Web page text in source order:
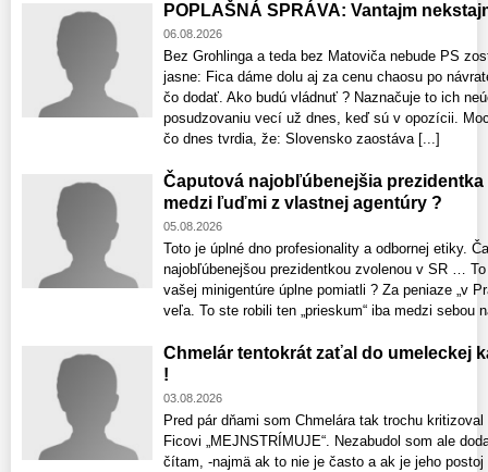
POPLAŠNÁ SPRÁVA: Vantajm
06.08.2026
Bez Grohlinga a teda bez Matoviča nebude PS
jasne: Fica dáme dolu aj za cenu chaosu po
čo dodať. Ako budú vládnuť ? Naznačuje to ich
posudzovaniu vecí už dnes, keď sú v opozícii.
čo dnes tvrdia, že: Slovensko zaostáva [...]
Čaputová najobľúbenejšia
medzi ľuďmi z vlastnej agentúry ?
05.08.2026
Toto je úplné dno profesionality a odbornej etiky.
najobľúbenejšou prezidentkou zvolenou v SR …
vašej minigentúre úplne pomiatli ? Za peniaze „v
veľa. To ste robili ten „prieskum“ iba medzi sebou
Chmelár tentokrát zaťal do umeleckej
!
03.08.2026
Pred pár dňami som Chmelára tak trochu
Ficovi „MEJNSTRÍMUJE“. Nezabudol som ale
čítam, -najmä ak to nie je často a ak je jeho